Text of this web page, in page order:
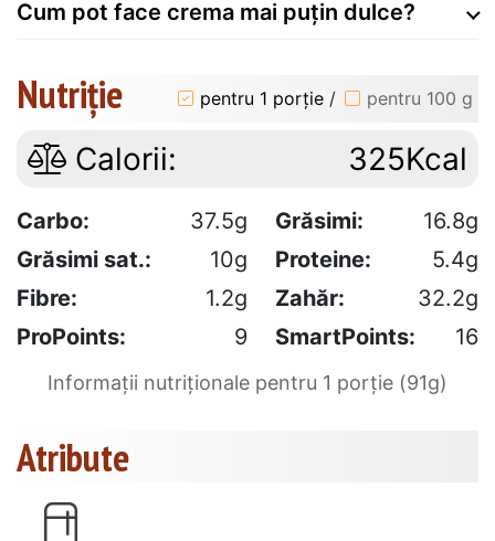
Cum pot face crema mai puțin dulce?
Nutriție pentru 1 porție / pentru 100 g
Calorii: 325Kcal
Carbo: 37.5g Grăsimi:
16.8g
Grăsimi sat.:
10g Proteine:
5.4g
Fibre:
1.2g Zahăr:
32.2g
ProPoints:
9 SmartPoints: 16
Informații nutriționale pentru 1 porție (91g)
Atribute